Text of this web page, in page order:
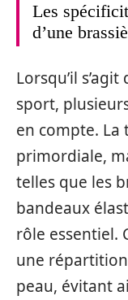
Les
d’une
Lorsqu’il
sport,
en compte. La
primordiale,
telles que les
bandeaux
rôle essentiel.
une
peau, évitant